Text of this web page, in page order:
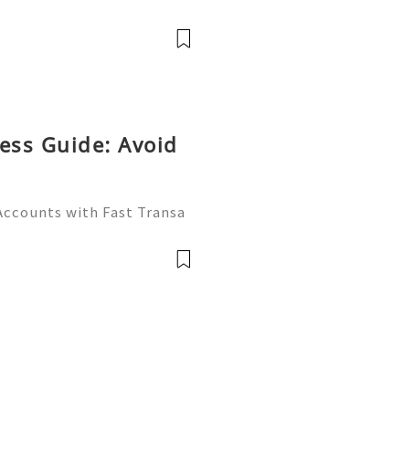
📧 Email:
Guide: Avoid
with Fast Transa
differentiator. Wheth